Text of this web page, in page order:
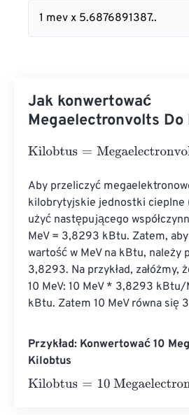
1 mev x 5.6876891387..
Jak konwertować
Megaelectronvolts
Kilobtus=Megaelectronvolts×
Aby przeliczyć
kilobrytyjskie jednostki cieplne
użyć następującego
MeV = 3,8293 kBtu. Zatem,
wartość w MeV na kBtu, należy
3,8293. Na przykład, załóżmy,
10 MeV: 10 MeV * 3,8293
kBtu. Zatem 10 MeV równa się
Przykład: Konwertować 10
Kilobtus
Kilobtus=10 Megaelectronvolts